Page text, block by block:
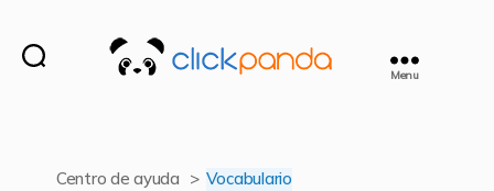
Menu
Centro de ayuda > Vocabulario